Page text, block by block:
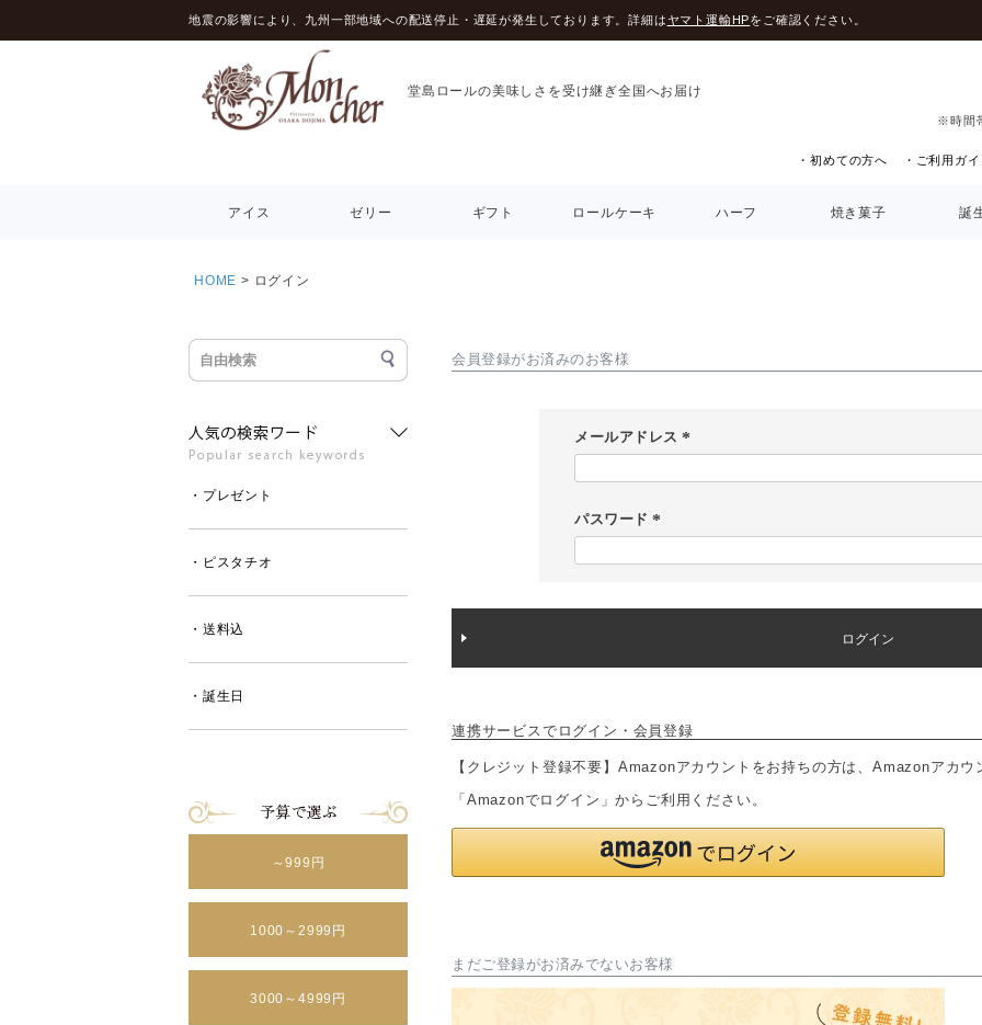
地震の影響により、九州一部地域への配送停止・遅延が発生しております。詳細はヤマト運輸HPをご確認ください。
堂島ロールの美味しさを受け継ぎ全国へお届け
※時間
・初めての方へ ・ご利用ガイ
アイス ゼリー ギフト ロールケーキ ハーフ 焼き菓子 誕
HOME ログイン
・プレゼント
・ピスタチオ
・送料込
・誕生日
～999円
1000～2999円
3000～4999円
会員登録がお済みのお客様
メールアドレス
(
必
パスワード
(
必
)
ログイン
連携サービスでログイン・会員登録
【クレジット登録不要】Amazonアカウントをお持ちの方は、Amazonアカウ
「Amazonでログイン」からご利用ください。
まだご登録がお済みでないお客様